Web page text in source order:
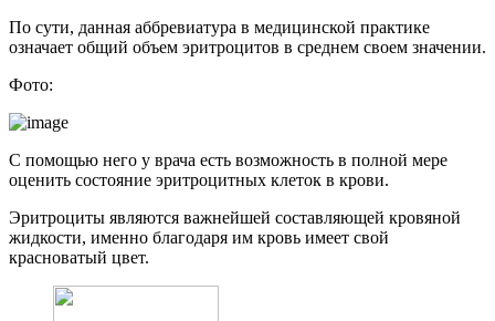
По сути, данная аббревиатура в медицинской практике
означает общий объем эритроцитов в среднем своем значении.
Фото:
С помощью него у врача есть возможность в полной мере
оценить состояние эритроцитных клеток в крови.
Эритроциты являются важнейшей составляющей кровяной
жидкости, именно благодаря им кровь имеет свой
красноватый цвет.